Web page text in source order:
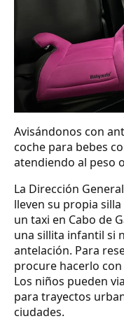
Avisándonos con
coche para bebes
atendiendo al peso
La Dirección
lleven su propia
un taxi en Cabo de
una sillita infantil si
antelación. Para
procure hacerlo
Los niños pueden
para trayectos
ciudades.